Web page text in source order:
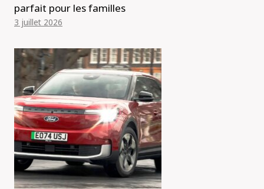
parfait pour les familles
3 juillet 2026